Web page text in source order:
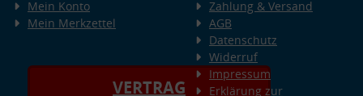
Mein Konto
Mein Merkzettel
VERTRAG
Zahlung & Versand
AGB
Datenschutz
Widerruf
Impressum
Erklärung zur